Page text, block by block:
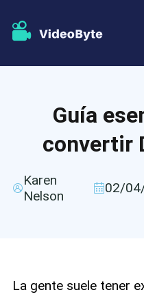
Reproductor Blu-ray
Almacenar
Apoyo
Guía
convertir
Karen
Nelson
02/
La gente suele tener